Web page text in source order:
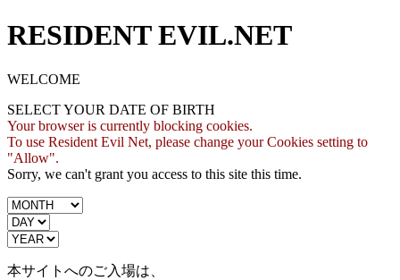
RESIDENT EVIL.NET
WELCOME
SELECT YOUR DATE OF BIRTH
Your browser is currently blocking cookies.
To use Resident Evil Net, please change your Cookies setting to
"Allow".
Sorry, we can't grant you access to this site this time.
本サイトへのご入場は、